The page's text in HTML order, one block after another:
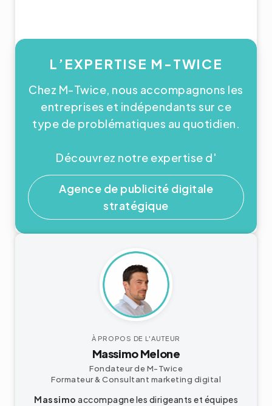
L’EXPERTISE M-TWICE
Chez M-Twice, nous accompagnons les
entreprises et indépendants sur ce
type de problématiques au quotidien.
Découvrez notre expertise d'
Agence de publicité digitale
stratégique
À PROPOS DE L'AUTEUR
Massimo Melone
Fondateur de M-Twice
Formateur & Consultant marketing digital
Massimo accompagne les dirigeants et équipes